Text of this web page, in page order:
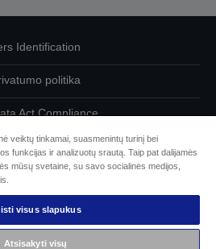
Identification
politika
Act Compliance
mumis dėl savo duomenų
Information
dėl prieinamumo
veiktų tinkamai, suasmenintų turinį bei
funkcijas ir analizuotų srautą. Taip pat dalijamės
mūsų svetaine, su savo socialinės medijos,
visus slapukus
Atsisakyti visų